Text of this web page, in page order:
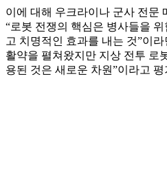
이에 대해 우크라이나 군사 전문
“로봇 전쟁의 핵심은 병사들을
고 치명적인 효과를 내는 것”이
활약을 펼쳐왔지만 지상 전투 로
용된 것은 새로운 차원”이라고 평